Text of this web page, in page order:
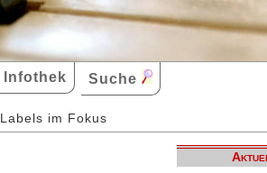
Infothek Suche
Labels im Fokus